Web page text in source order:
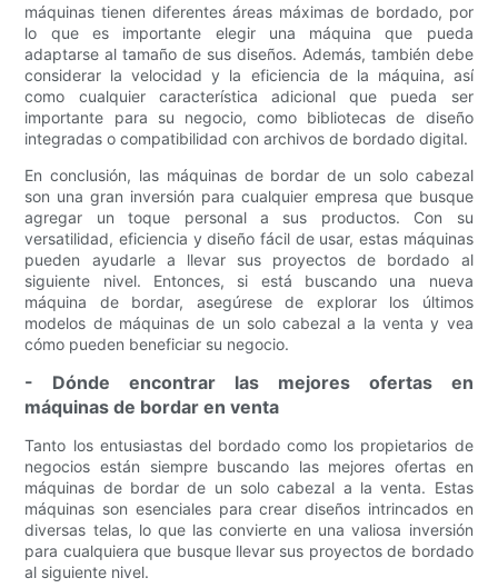
máquinas tienen diferentes áreas máximas de bordado, por
lo que es importante elegir una máquina que pueda
adaptarse al tamaño de sus diseños. Además, también debe
considerar la velocidad y la eficiencia de la máquina, así
como cualquier característica adicional que pueda ser
importante para su negocio, como bibliotecas de diseño
integradas o compatibilidad con archivos de bordado digital.
En conclusión, las máquinas de bordar de un solo cabezal
son una gran inversión para cualquier empresa que busque
agregar un toque personal a sus productos. Con su
versatilidad, eficiencia y diseño fácil de usar, estas máquinas
pueden ayudarle a llevar sus proyectos de bordado al
siguiente nivel. Entonces, si está buscando una nueva
máquina de bordar, asegúrese de explorar los últimos
modelos de máquinas de un solo cabezal a la venta y vea
cómo pueden beneficiar su negocio.
- Dónde encontrar las mejores ofertas en
máquinas de bordar en venta
Tanto los entusiastas del bordado como los propietarios de
negocios están siempre buscando las mejores ofertas en
máquinas de bordar de un solo cabezal a la venta. Estas
máquinas son esenciales para crear diseños intrincados en
diversas telas, lo que las convierte en una valiosa inversión
para cualquiera que busque llevar sus proyectos de bordado
al siguiente nivel.